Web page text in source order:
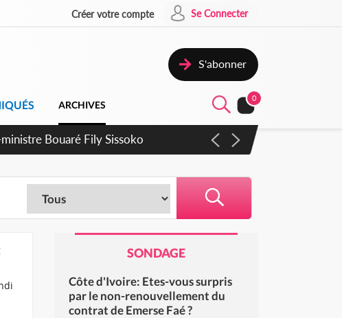
Créer votre compte Se Connecter
S'abonner
ARCHIVES
0
raffinerie Dangote en juillet
SONDAGE
Côte d'Ivoire: Etes-vous surpris
par le non-renouvellement du
contrat de Emerse Faé ?